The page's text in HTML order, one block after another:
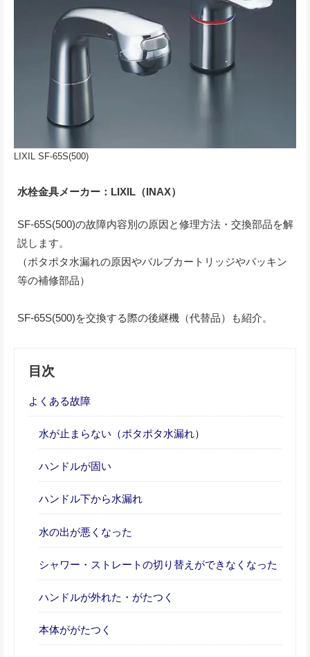
LIXIL SF-65S(500)
水栓金具メーカー：LIXIL（INAX）
SF-65S(500)の故障内容別の原因と修理方法・交換部品を解
説します。
（ポタポタ水漏れの原因やバルブカートリッジやパッキン
等の補修部品）
SF-65S(500)を交換する際の後継機（代替品）も紹介。
目次
よくある故障
水が止まらない（ポタポタ水漏れ）
ハンドルが固い
ハンドル下から水漏れ
水の出が悪くなった
シャワー・ストレートの切り替えができなくなった
ハンドルが外れた・がたつく
本体ががたつく